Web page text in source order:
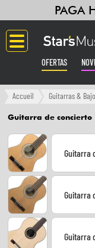
PAGA
OFERTAS
Langue
Guitarras &
Ampli &
Pianos
Accueil Guitarras &
Guitarra de concierto
Guitarra
Guitarra
Guitarra